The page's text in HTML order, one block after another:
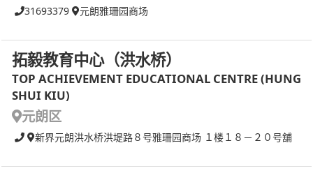
31693379 元朗雅珊园商场
拓毅教育中心（洪水桥）
TOP ACHIEVEMENT EDUCATIONAL CENTRE (HUNG
SHUI KIU)
元朗区
新界元朗洪水桥洪堤路８号雅珊园商场 １楼１８－２０号舖